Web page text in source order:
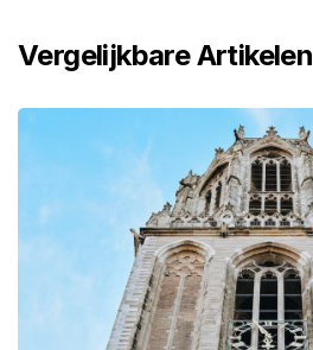
Vergelijkbare Artikelen